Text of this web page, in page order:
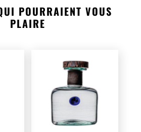
POURRAIENT VOUS
PLAIRE